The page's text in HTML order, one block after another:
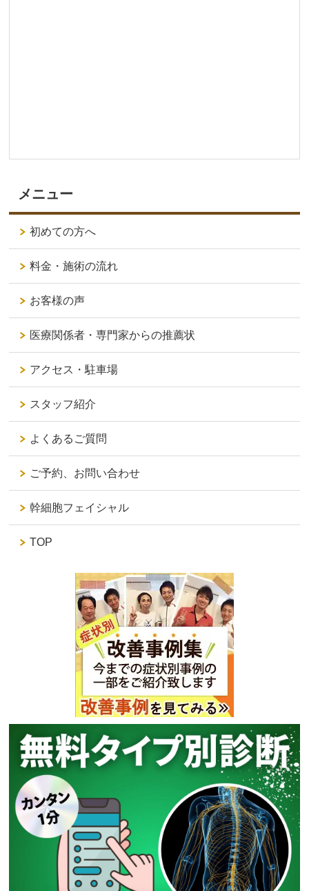
メニュー
初めての方へ
料金・施術の流れ
お客様の声
医療関係者・専門家からの推薦状
アクセス・駐車場
スタッフ紹介
よくあるご質問
ご予約、お問い合わせ
幹細胞フェイシャル
TOP